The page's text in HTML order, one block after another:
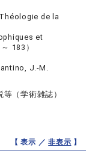
de la
et
183）
J.-M.
（学術雑誌）
【 表示 ／非表示 】